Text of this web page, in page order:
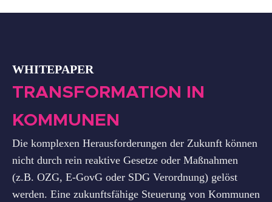
WHITEPAPER
TRANSFORMATION IN
KOMMUNEN
Die komplexen Herausforderungen der Zukunft können
nicht durch rein reaktive Gesetze oder Maßnahmen
(z.B. OZG, E-GovG oder SDG Verordnung) gelöst
werden. Eine zukunftsfähige Steuerung von Kommunen